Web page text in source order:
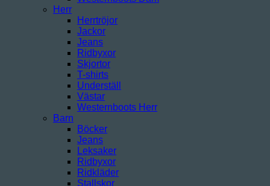
Herr
Herrtröjor
Jackor
Jeans
Ridbyxor
Skjortor
T-shirts
Underställ
Västar
Westernboots Herr
Barn
Böcker
Jeans
Leksaker
Ridbyxor
Ridkläder
Stallskor